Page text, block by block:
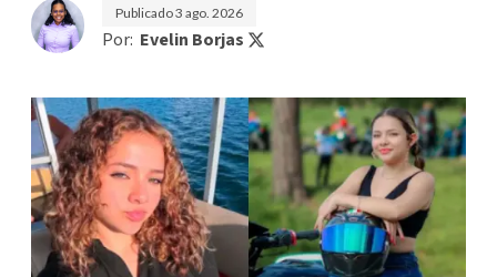
Publicado3 ago. 2026
Por: Evelin Borjas